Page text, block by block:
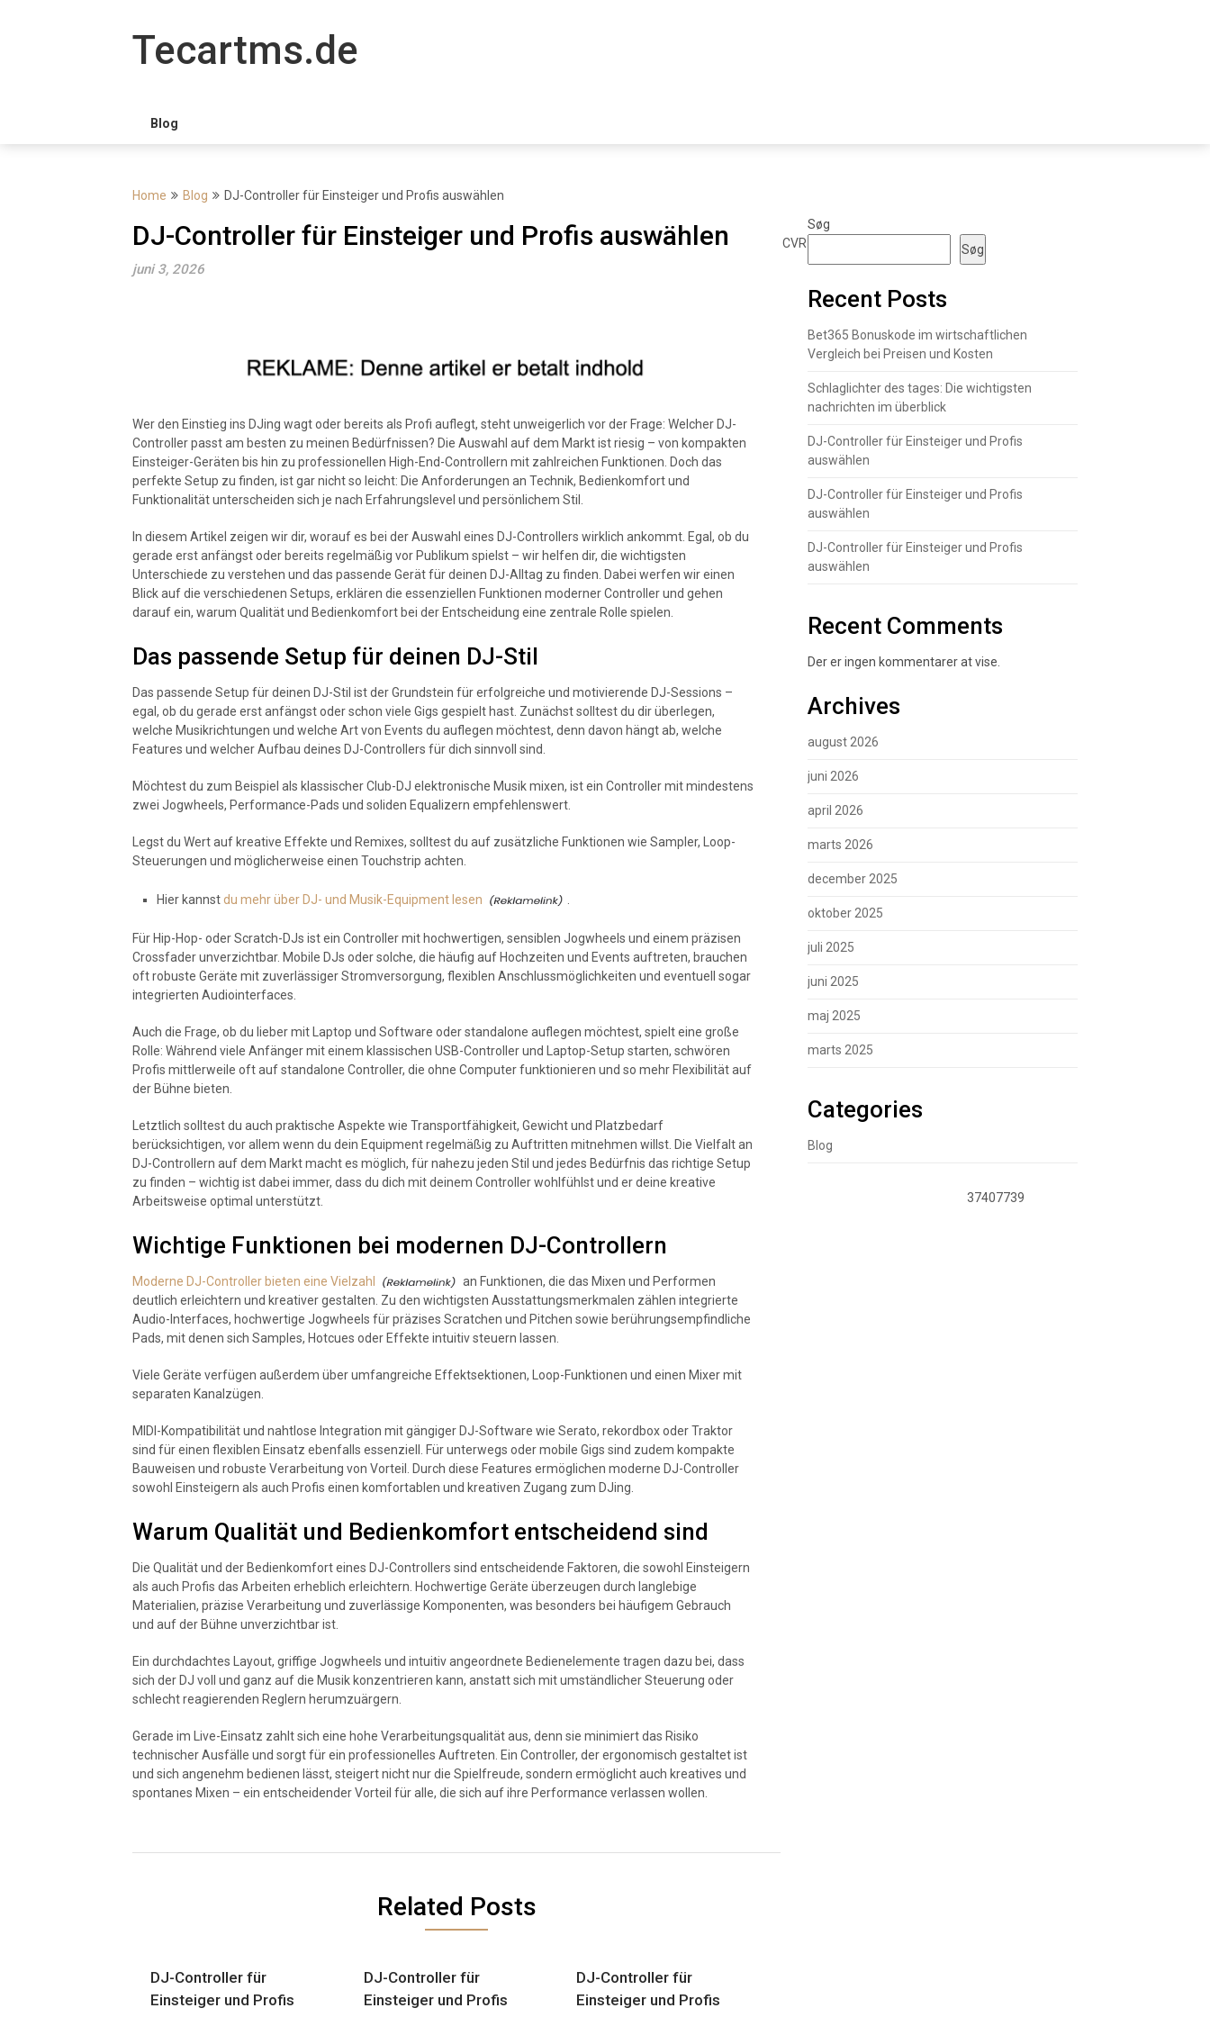
Tecartms.de
Blog
Home Blog DJ-Controller für Einsteiger und Profis auswählen
DJ-Controller für Einsteiger und Profis auswählen
juni 3, 2026
Wer den Einstieg ins DJing wagt oder bereits als Profi auflegt, steht unweigerlich vor der Frage: Welcher DJ-
Controller passt am besten zu meinen Bedürfnissen? Die Auswahl auf dem Markt ist riesig – von kompakten
Einsteiger-Geräten bis hin zu professionellen High-End-Controllern mit zahlreichen Funktionen. Doch das
perfekte Setup zu finden, ist gar nicht so leicht: Die Anforderungen an Technik, Bedienkomfort und
Funktionalität unterscheiden sich je nach Erfahrungslevel und persönlichem Stil.
In diesem Artikel zeigen wir dir, worauf es bei der Auswahl eines DJ-Controllers wirklich ankommt. Egal, ob du
gerade erst anfängst oder bereits regelmäßig vor Publikum spielst – wir helfen dir, die wichtigsten
Unterschiede zu verstehen und das passende Gerät für deinen DJ-Alltag zu finden. Dabei werfen wir einen
Blick auf die verschiedenen Setups, erklären die essenziellen Funktionen moderner Controller und gehen
darauf ein, warum Qualität und Bedienkomfort bei der Entscheidung eine zentrale Rolle spielen.
Das passende Setup für deinen DJ-Stil
Das passende Setup für deinen DJ-Stil ist der Grundstein für erfolgreiche und motivierende DJ-Sessions –
egal, ob du gerade erst anfängst oder schon viele Gigs gespielt hast. Zunächst solltest du dir überlegen,
welche Musikrichtungen und welche Art von Events du auflegen möchtest, denn davon hängt ab, welche
Features und welcher Aufbau deines DJ-Controllers für dich sinnvoll sind.
Möchtest du zum Beispiel als klassischer Club-DJ elektronische Musik mixen, ist ein Controller mit mindestens
zwei Jogwheels, Performance-Pads und soliden Equalizern empfehlenswert.
Legst du Wert auf kreative Effekte und Remixes, solltest du auf zusätzliche Funktionen wie Sampler, Loop-
Steuerungen und möglicherweise einen Touchstrip achten.
Hier kannstdu mehr über DJ- und Musik-Equipment lesen
Für Hip-Hop- oder Scratch-DJs ist ein Controller mit hochwertigen, sensiblen Jogwheels und einem präzisen
Crossfader unverzichtbar. Mobile DJs oder solche, die häufig auf Hochzeiten und Events auftreten, brauchen
oft robuste Geräte mit zuverlässiger Stromversorgung, flexiblen Anschlussmöglichkeiten und eventuell sogar
integrierten Audiointerfaces.
Auch die Frage, ob du lieber mit Laptop und Software oder standalone auflegen möchtest, spielt eine große
Rolle: Während viele Anfänger mit einem klassischen USB-Controller und Laptop-Setup starten, schwören
Profis mittlerweile oft auf standalone Controller, die ohne Computer funktionieren und so mehr Flexibilität auf
der Bühne bieten.
Letztlich solltest du auch praktische Aspekte wie Transportfähigkeit, Gewicht und Platzbedarf
berücksichtigen, vor allem wenn du dein Equipment regelmäßig zu Auftritten mitnehmen willst. Die Vielfalt an
DJ-Controllern auf dem Markt macht es möglich, für nahezu jeden Stil und jedes Bedürfnis das richtige Setup
zu finden – wichtig ist dabei immer, dass du dich mit deinem Controller wohlfühlst und er deine kreative
Arbeitsweise optimal unterstützt.
Wichtige Funktionen bei modernen DJ-Controllern
Moderne DJ-Controller bieten eine Vielzahl
an Funktionen, die das Mixen und Performen
deutlich erleichtern und kreativer gestalten. Zu den wichtigsten Ausstattungsmerkmalen zählen integrierte
Audio-Interfaces, hochwertige Jogwheels für präzises Scratchen und Pitchen sowie berührungsempfindliche
Pads, mit denen sich Samples, Hotcues oder Effekte intuitiv steuern lassen.
Viele Geräte verfügen außerdem über umfangreiche Effektsektionen, Loop-Funktionen und einen Mixer mit
separaten Kanalzügen.
MIDI-Kompatibilität und nahtlose Integration mit gängiger DJ-Software wie Serato, rekordbox oder Traktor
sind für einen flexiblen Einsatz ebenfalls essenziell. Für unterwegs oder mobile Gigs sind zudem kompakte
Bauweisen und robuste Verarbeitung von Vorteil. Durch diese Features ermöglichen moderne DJ-Controller
sowohl Einsteigern als auch Profis einen komfortablen und kreativen Zugang zum DJing.
Warum Qualität und Bedienkomfort entscheidend sind
Die Qualität und der Bedienkomfort eines DJ-Controllers sind entscheidende Faktoren, die sowohl Einsteigern
als auch Profis das Arbeiten erheblich erleichtern. Hochwertige Geräte überzeugen durch langlebige
Materialien, präzise Verarbeitung und zuverlässige Komponenten, was besonders bei häufigem Gebrauch
und auf der Bühne unverzichtbar ist.
Ein durchdachtes Layout, griffige Jogwheels und intuitiv angeordnete Bedienelemente tragen dazu bei, dass
sich der DJ voll und ganz auf die Musik konzentrieren kann, anstatt sich mit umständlicher Steuerung oder
schlecht reagierenden Reglern herumzuärgern.
Gerade im Live-Einsatz zahlt sich eine hohe Verarbeitungsqualität aus, denn sie minimiert das Risiko
technischer Ausfälle und sorgt für ein professionelles Auftreten. Ein Controller, der ergonomisch gestaltet ist
und sich angenehm bedienen lässt, steigert nicht nur die Spielfreude, sondern ermöglicht auch kreatives und
spontanes Mixen – ein entscheidender Vorteil für alle, die sich auf ihre Performance verlassen wollen.
Related Posts
DJ-Controller für
Einsteiger und Profis
DJ-Controller für
Einsteiger und Profis
DJ-Controller für
Einsteiger und Profis
Søg
Søg
Recent Posts
Bet365 Bonuskode im wirtschaftlichen
Vergleich bei Preisen und Kosten
Schlaglichter des tages: Die wichtigsten
nachrichten im überblick
DJ-Controller für Einsteiger und Profis
auswählen
DJ-Controller für Einsteiger und Profis
auswählen
DJ-Controller für Einsteiger und Profis
auswählen
Recent Comments
Der er ingen kommentarer at vise.
Archives
august 2026
juni 2026
april 2026
marts 2026
december 2025
oktober 2025
juli 2025
juni 2025
maj 2025
marts 2025
Categories
Blog
CVR
37407739